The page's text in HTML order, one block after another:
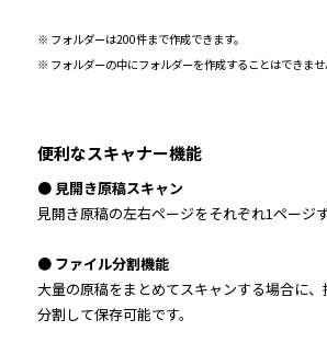
※ フォルダーは200件まで作成できます。
※ フォルダーの中にフォルダーを作成することはできませ
便利なスキャナー機能
● 見開き原稿スキャン
見開き原稿の左右ページをそれぞれ1ページ
● ファイル分割機能
大量の原稿をまとめてスキャンする場合に
分割して保存可能です。